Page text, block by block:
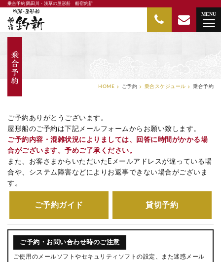
乗合予約 隅田川・浅草の屋形船 船宿釣新
MENU
隅田川・浅草の屋形船 船宿釣新
HOME ご予約 乗合スケジュール 乗合予約
ご予約ありがとうございます。
屋形船のご予約は下記メールフォームからお願い致します。
ご予約内容・混雑状況によりましては、回答に時間がかかる場
合がございます。予めご了承ください。
また、お客さまからいただいたEメールアドレスが違っている場
合や、システム障害などによりお返事できない場合がございま
す。
ご予約ガイド 貸切予約
ご予約・お問い合わせ時のご注意
ご使用のメールソフトやセキュリティソフトの設定、また迷惑メール